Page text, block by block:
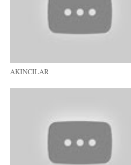
AKINCILAR